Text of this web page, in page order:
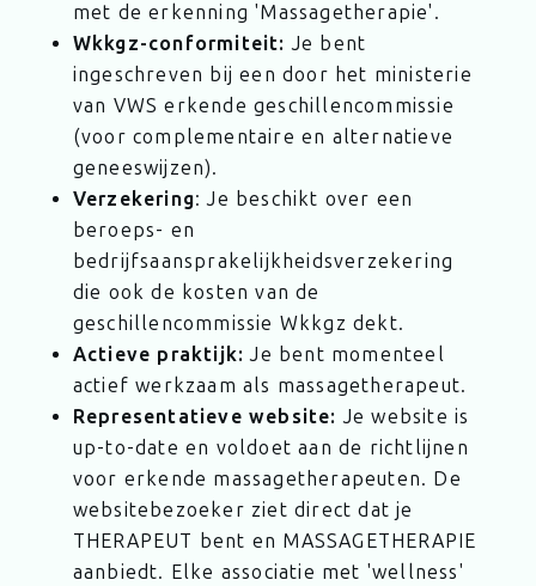
met de erkenning 'Massagetherapie'.
Wkkgz-conformiteit: Je bent
ingeschreven bij een door het ministerie
van VWS erkende geschillencommissie
(voor complementaire en alternatieve
geneeswijzen).
Verzekering: Je beschikt over een
beroeps- en
bedrijfsaansprakelijkheidsverzekering
die ook de kosten van de
geschillencommissie Wkkgz dekt.
Actieve praktijk: Je bent momenteel
actief werkzaam als massagetherapeut.
Representatieve website: Je website is
up-to-date en voldoet aan de richtlijnen
voor erkende massagetherapeuten. De
websitebezoeker ziet direct dat je
THERAPEUT bent en MASSAGETHERAPIE
aanbiedt. Elke associatie met 'wellness'